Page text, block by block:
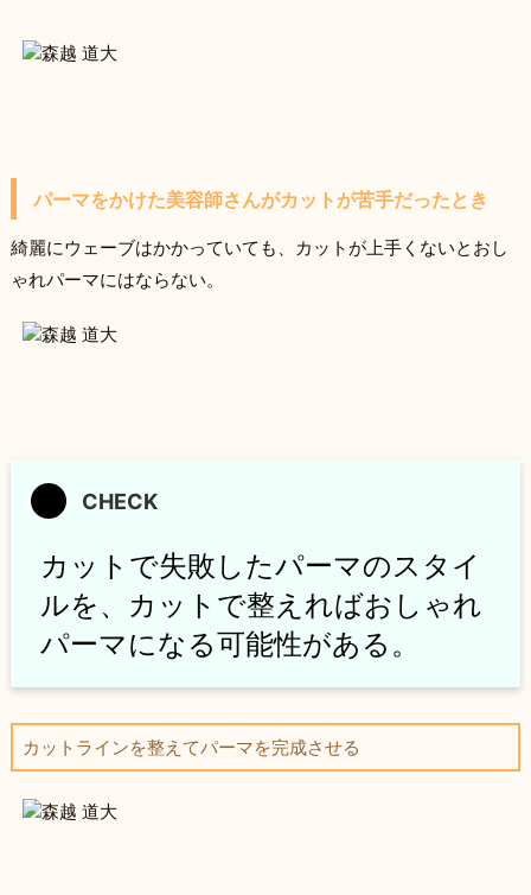
パーマをかけた美容師さんがカットが苦手だったとき
綺麗にウェーブはかかっていても、カットが上手くないとおし
ゃれパーマにはならない。
カットで失敗したパーマのスタイ
ルを、カットで整えればおしゃれ
パーマになる可能性がある。
カットラインを整えてパーマを完成させる